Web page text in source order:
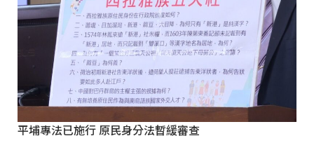
平埔專法已施行 原民身分法暫緩審查